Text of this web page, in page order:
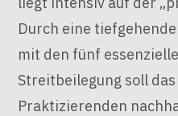
Durch eine
mit den fünf
Streitbeilegung soll
Praktizierenden